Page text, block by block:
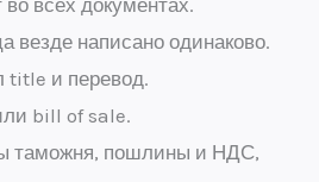
во всех документах.
везде написано одинаково.
title и перевод.
bill of sale.
таможня, пошлины и НДС,